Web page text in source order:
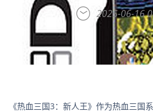
2025-06-16
《热血三国3：新人王》作为热血三国